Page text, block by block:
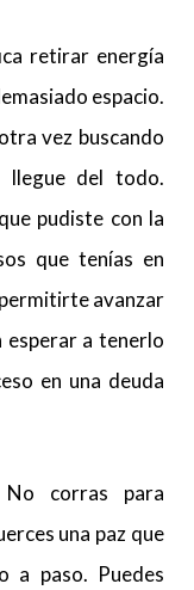
retirar energía
espacio.
vez buscando
llegue del todo.
pudiste con la
que tenías en
avanzar
a tenerlo
en una deuda
corras para
una paz que
a paso. Puedes